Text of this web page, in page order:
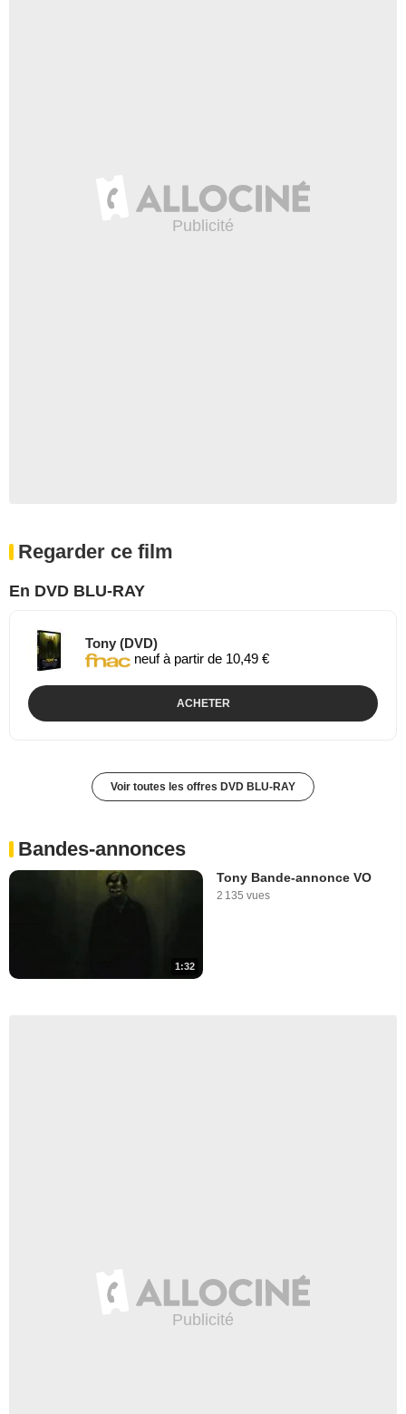
Regarder ce film
En DVD BLU-RAY
Tony (DVD)
neuf à partir de 10,49 €
ACHETER
Voir toutes les offres DVD BLU-RAY
Bandes-annonces
1:32
Tony Bande-annonce VO
2 135 vues